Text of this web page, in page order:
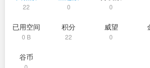
22 0 0
已用空间
0 B
积分
22
威望
0
谷币